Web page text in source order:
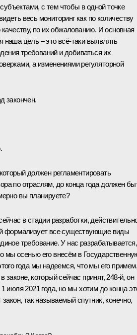
с тем чтобы в одной точке
весь мониторинг как по количеству
качеству, по их обжалованию. И основная
наша цель – это всё‑таки выявлять
требований и добиваться их
а изменениями регуляторной
закончен.
должен регламентировать
по отраслям, до конца года должен
вы планируете?
в стадии разработки,
формализует все существующие виды
требование. У нас разрабатывается,
мы осенью его внесём в
года мы надеемся, что мы его примем,
законе, который сейчас принят, 248‑й, он
июля 2021 года, но мы хотим до конца
закон, так называемый спутник, конечно,